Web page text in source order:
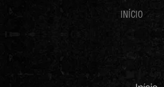
INÍCIO